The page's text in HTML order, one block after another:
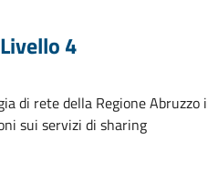
4
di rete della Regione
sui servizi di sharing